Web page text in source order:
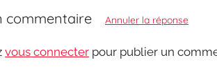
commentaire Annuler la réponse
vous connecter pour publier un